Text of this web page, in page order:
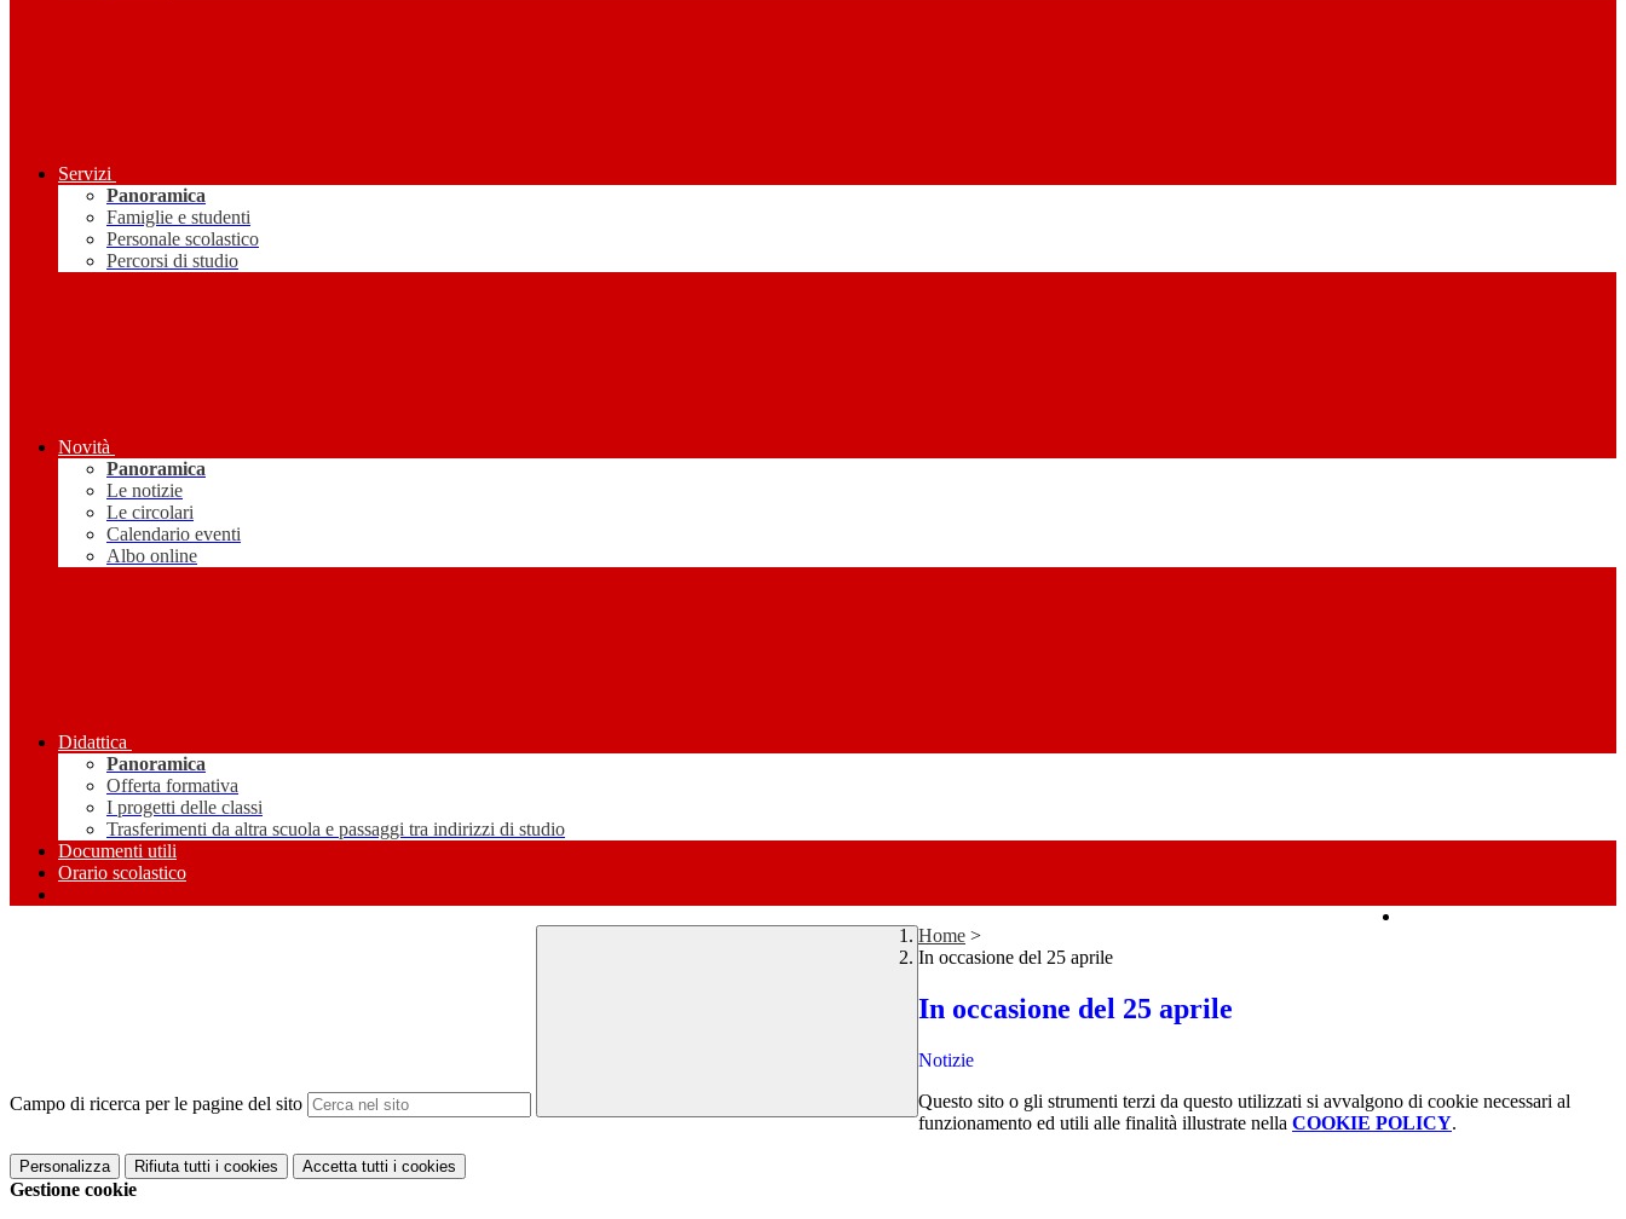
Servizi
Panoramica
Famiglie e studenti
Personale scolastico
Percorsi di studio
Novità
Panoramica
Le notizie
Le circolari
Calendario eventi
Albo online
Didattica
Panoramica
Offerta formativa
I progetti delle classi
Trasferimenti da altra scuola e passaggi tra indirizzi di studio
Documenti utili
Orario scolastico
Campo di ricerca per le pagine del sito
Home >
In occasione del 25 aprile
In occasione del 25 aprile
Notizie
Questo sito o gli strumenti terzi da questo utilizzati si avvalgono di cookie necessari al
funzionamento ed utili alle finalità illustrate nella COOKIE POLICY.
Personalizza Rifiuta tutti i cookies Accetta tutti i cookies
Gestione cookie